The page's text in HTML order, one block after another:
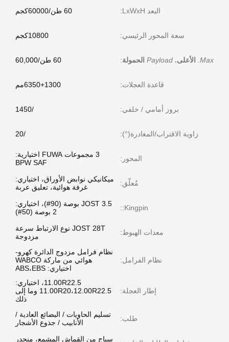
البعد LxWxH: 60 طن/60000كجم
سعة المحور الرئيسي: 10800كجم
Max. الأعلى. Payload الحمولة: 60 طن/60,000
قاعدة العجلات: 6350+1300مم
بروز أمامي / خلفي: /1450
زاوية الاقتراب/المغادرة(°): /20
المحور:
3 مجموعات FUWA اختيارية:
BPW SAF
مُعلّق:
ميكانيكي نوابض الأوراق، اختياري:
غرفة هوائية، تعليق عربة
Kingpin::
JOST 3.5 بوصة (90#)، اختياري:
2 بوصة (50#)
معدات الهبوط:
JOST 28T نوع الارتباط سرعة
مزدوجة
نظام الفرامل:
نظام فرامل مزدوج الدائرة كهرو-
هوائي من ماركة WABCO
اختياري: ABS،EBS
إطار العجلة:
11.00R22.5، اختياري:
11.00R20،12.00R22.5 وما إلى
ذلك
طلب:
تسليم الحاويات / البضائع العادية /
الأنابيب / جذوع الأشجار
سياج من القماش المشمع، منحدر